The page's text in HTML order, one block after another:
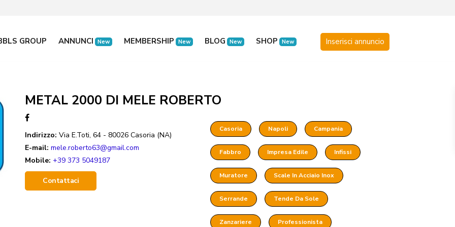
GROUP ANNUNCI New MEMBERSHIP New BLOG New SHOP New
METAL 2000 DI MELE ROBERTO
Indirizzo: Via E.Toti, 64 - 80026 Casoria (NA)
E-mail: mele.roberto63@gmail.com
Mobile: +39 373 5049187
Contattaci
Casoria Napoli Campania
Fabbro Impresa Edile Infissi
Muratore Scale In Acciaio Inox
Serrande Tende Da Sole
Zanzariere Professionista